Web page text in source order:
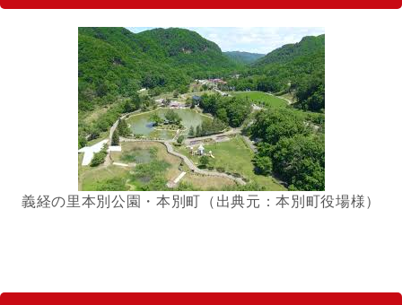
義経の里本別公園・本別町（出典元：本別町役場様）